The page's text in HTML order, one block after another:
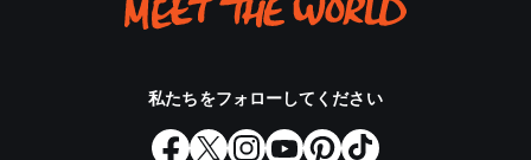
私たちをフォローしてください